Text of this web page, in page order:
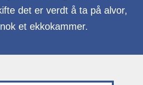
det er verdt å ta på alvor,
et ekkokammer.